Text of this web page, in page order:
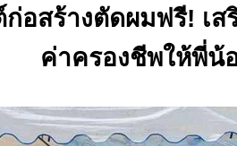
อสร้างตัดผมฟรี! เ
ค่าครองชีพให้พี่น้